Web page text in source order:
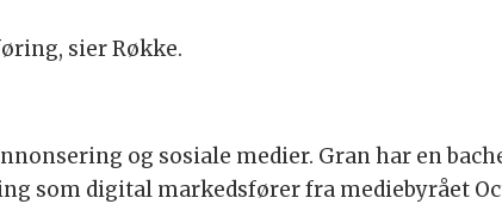
sier Røkke.
og sosiale medier. Gran har en
som digital markedsfører fra mediebyrået